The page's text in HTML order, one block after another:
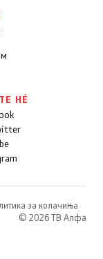
НÉ
за колачиња
© 2026 ТВ Алфа